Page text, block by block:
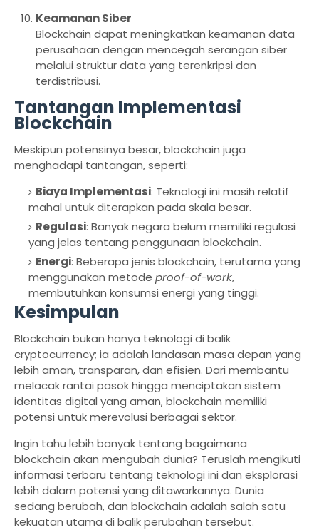
Keamanan Siber
Blockchain dapat meningkatkan keamanan data
perusahaan dengan mencegah serangan siber
melalui struktur data yang terenkripsi dan
terdistribusi.
Tantangan Implementasi
Blockchain
Meskipun potensinya besar, blockchain juga
menghadapi tantangan, seperti:
Biaya Implementasi: Teknologi ini masih relatif
mahal untuk diterapkan pada skala besar.
Regulasi: Banyak negara belum memiliki regulasi
yang jelas tentang penggunaan blockchain.
Energi: Beberapa jenis blockchain, terutama yang
menggunakan metode proof-of-work,
membutuhkan konsumsi energi yang tinggi.
Kesimpulan
Blockchain bukan hanya teknologi di balik
cryptocurrency; ia adalah landasan masa depan yang
lebih aman, transparan, dan efisien. Dari membantu
melacak rantai pasok hingga menciptakan sistem
identitas digital yang aman, blockchain memiliki
potensi untuk merevolusi berbagai sektor.
Ingin tahu lebih banyak tentang bagaimana
blockchain akan mengubah dunia? Teruslah mengikuti
informasi terbaru tentang teknologi ini dan eksplorasi
lebih dalam potensi yang ditawarkannya. Dunia
sedang berubah, dan blockchain adalah salah satu
kekuatan utama di balik perubahan tersebut.